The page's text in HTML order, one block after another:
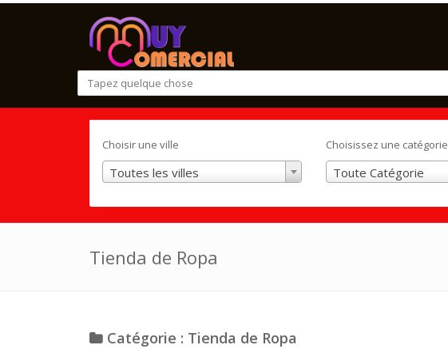
Choisir une ville
Toutes les villes
Choisissez une catégorie
Toute Catégorie
Tienda de Ropa
Catégorie : Tienda de Ropa